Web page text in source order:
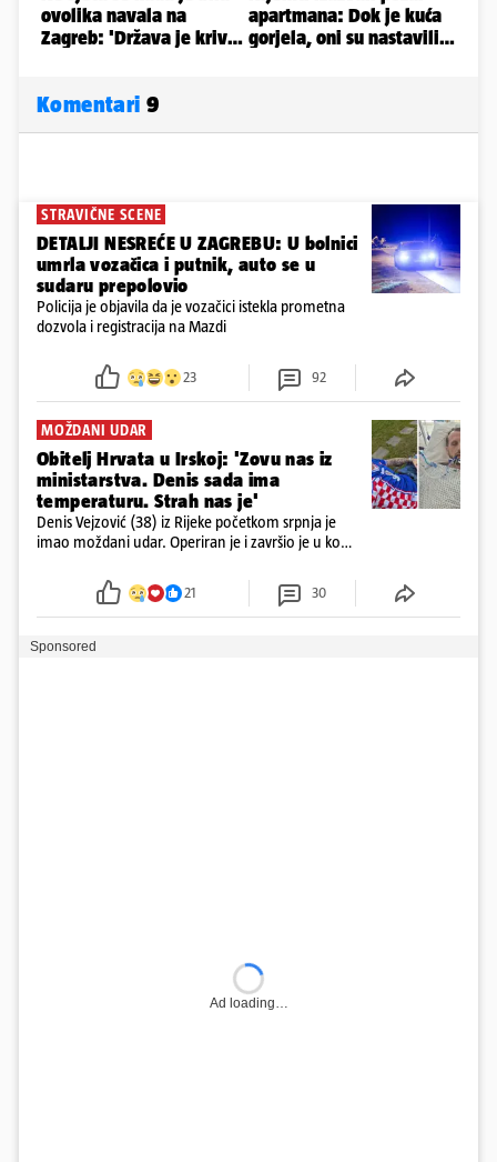
Komentari 9
STRAVIČNE SCENE
DETALJI NESREĆE U ZAGREBU: U bolnici
umrla vozačica i putnik, auto se u
sudaru prepolovio
Policija je objavila da je vozačici istekla prometna
dozvola i registracija na Mazdi
23 92
MOŽDANI UDAR
Obitelj Hrvata u Irskoj: 'Zovu nas iz
ministarstva. Denis sada ima
temperaturu. Strah nas je'
Denis Vejzović (38) iz Rijeke početkom srpnja je
imao moždani udar. Operiran je i završio je u komi.
tamošnji liječnici ne vjeruju u oporavak: 'Imamo
21 30
Sponsored
Ad loading…